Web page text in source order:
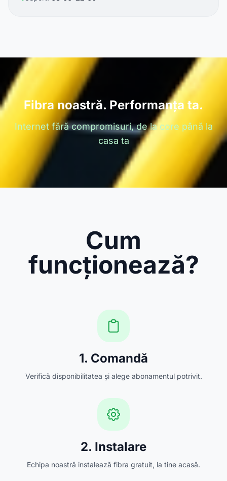
Fibra noastră. Performanța ta.
Internet fără compromisuri, de la core până la
casa ta
Cum
funcționează?
1. Comandă
Verifică disponibilitatea și alege abonamentul potrivit.
2. Instalare
Echipa noastră instalează fibra gratuit, la tine acasă.